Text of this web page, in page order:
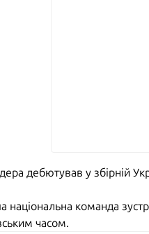
дебютував у збірній
національна команда
часом.